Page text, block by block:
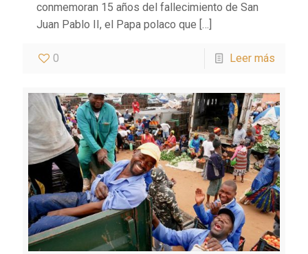
conmemoran 15 años del fallecimiento de San
Juan Pablo II, el Papa polaco que […]
0 Leer más